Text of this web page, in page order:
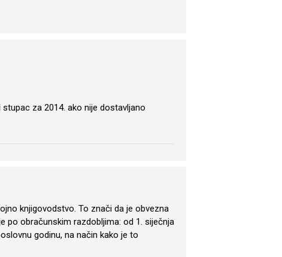
za 2014. ako nije dostavljano
knjigovodstvo. To znači da je obvezna
po obračunskim razdobljima: od 1. siječnja
godinu, na način kako je to